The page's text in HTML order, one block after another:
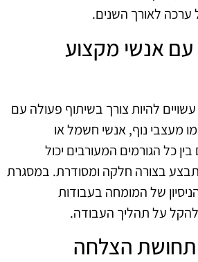
לאורך השנים.
עם אנשי מקצוע
להיות צורך בשיתוף פעולה עם
מעצבי נוף, אנשי חשמל או
כל הגורמים המעורבים יכול
בצורה חלקה ומסודרת. במסגרת
של המומחה בעבודות
על תהליך העבודה.
הצלחה